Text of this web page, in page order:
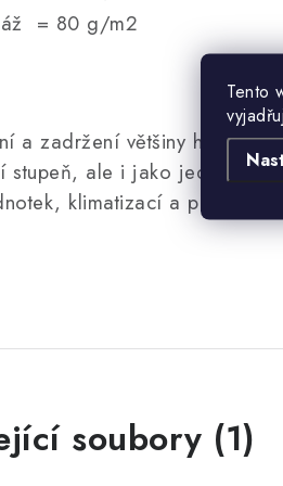
Tento
= 80 g/m2
a zadržení většiny hrubých
stupeň, ale i jako jediný filtr
klimatizací a podobně.
soubory (1)